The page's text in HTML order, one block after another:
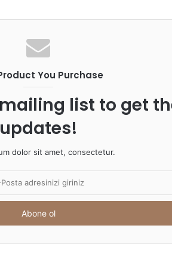
You Purchase
list to get
updates!
dolor sit amet, consectetur.